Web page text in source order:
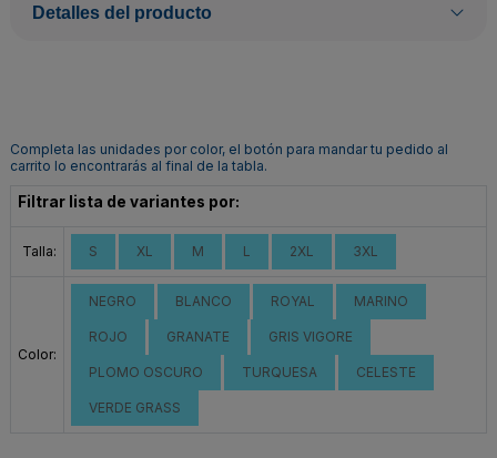
Detalles del producto
Completa las unidades por color, el botón para mandar tu pedido al
carrito lo encontrarás al final de la tabla.
Filtrar lista de variantes por:
Talla: S XL M L 2XL 3XL
Color:
NEGRO BLANCO ROYAL MARINO
ROJO GRANATE GRIS VIGORE
PLOMO OSCURO TURQUESA CELESTE
VERDE GRASS